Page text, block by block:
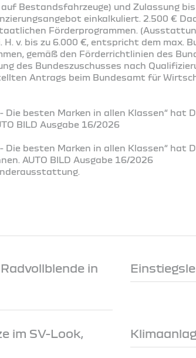
Bestandsfahrzeuge) und Zulassung
einkalkuliert. 2.500 €
Förderprogrammen.
H. v. bis zu 6.000 €, entspricht dem max.
gemäß den Förderrichtlinien des
des Bundeszuschusses nach
Antrags beim Bundesamt für
- Die besten Marken in allen Klassen“ hat
BILD Ausgabe 16/2026
- Die besten Marken in allen Klassen“ hat
AUTO BILD Ausgabe 16/2026
in
im SV-Look,